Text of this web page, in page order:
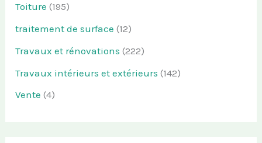
Toiture (195)
traitement de surface (12)
Travaux et rénovations (222)
Travaux intérieurs et extérieurs (142)
Vente (4)